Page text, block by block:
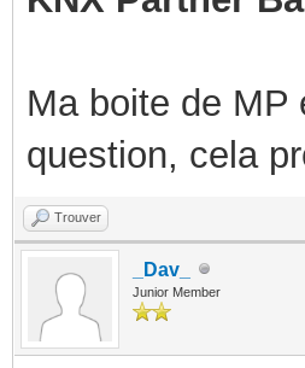
Ma boite de
question, cela
Trouver
_Dav_
Junior Member